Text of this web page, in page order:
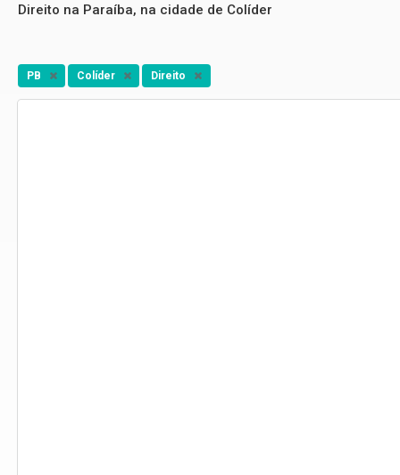
Direito na Paraíba, na cidade de Colíder
PB Colíder Direito